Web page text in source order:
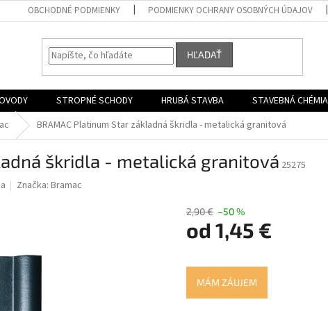
OBCHODNÉ PODMIENKY PODMIENKY OCHRANY OSOBNÝCH ÚDAJOV
HĽADAŤ
STROPNÉ SCHODY HRUBÁ STAVBA STAVEBNÁ CHÉMIA
BRAMAC Platinum Star základná škridla - metalická granitová
škridla - metalická granitová 25275
Značka:Bramac
2,90 € –50 %
od 1,45 €
cena:
MÁM ZÁUJEM